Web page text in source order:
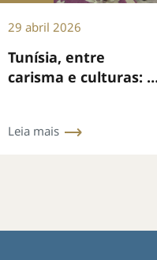
29 abril 2026
Tunísia, entre
carisma e culturas: a
vínculos e missão
Leia mais